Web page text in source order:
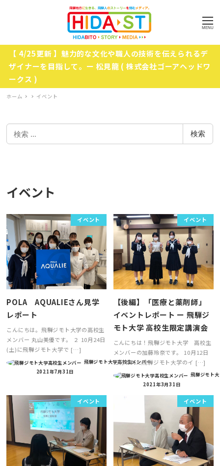
MENU
【 4/25更新 】魅力的な文化や職人の技術を伝えられるデ
ザイナーを目指して。ー 松見龍 ( 株式会社ゴーアヘッドワ
ークス )
ホーム イベント
検
索
検索
イベント
イベント
POLA AQUALIEさん見学
レポート
こんにちは。飛騨ジモト大学の高校生
メンバー 丸山美優です。 ２ 10月24日
(土)に飛騨ジモト大学で […]
飛騨ジモト大学高校生メンバー
2021年7月31日
イベント
【後編】「医療と薬剤師」
イベントレポート ー 飛騨ジ
モト大学 高校生限定講演会
こんにちは！飛騨ジモト大学 高校生
メンバーの加藤玲奈です。 10月12日
に行われた飛騨ジモト大学のイ […]
飛騨ジモト
2021年3月31日
イベント イベント